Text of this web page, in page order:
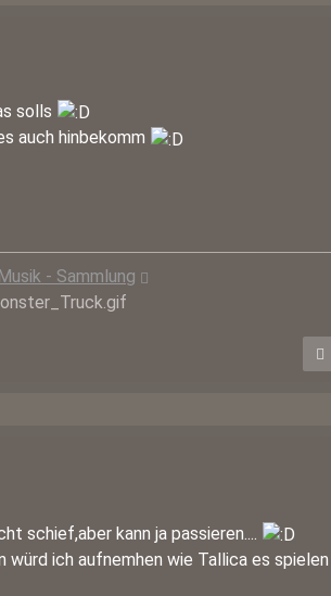
solls
auch hinbekomm
- Sammlung
schief,aber kann ja passieren....
würd ich aufnemhen wie Tallica es